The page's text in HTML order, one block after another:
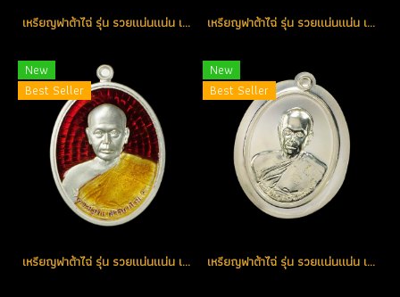
เหรียญฟาต้าไฉ่ รุ่น รวยแน่นแน่น เนื้อเงินลงยาสีแดง หมายเลข 205 (โทรถาม) เหรียญฟาต้าไฉ่ รุ่น รวยแน่นแน่น เนื้อเงินลงยาสีแดง หมายเลข 403 (โทรถาม)
New
Best Seller
เหรียญฟาต้าไฉ่ รุ่น รวยแน่นแน่น เนื้อเงินลงยาสีแดง หมายเลข 413 (โทรถาม)
New
Best Seller
เหรียญฟาต้าไฉ่ รุ่น รวยแน่นแน่น เนื้อเงินไม่ตัดปีก จารมือหลวงพ่อ หมายเลข 90 (โทรถาม)